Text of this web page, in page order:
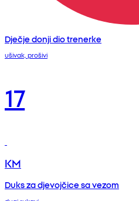
Dječje donji dio trenerke
ušivak, prošivi
17
KM
Duks za djevojčice sa vezom